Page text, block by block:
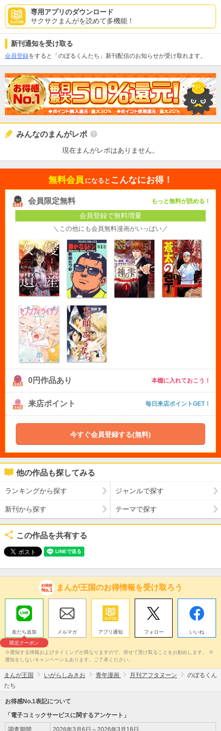
専用アプリのダウンロード
サクサクまんがを読めて多機能！
新刊通知を受け取る
会員登録をすると「のぼるくんたち」新刊配信のお知らせが受け取れます。
みんなのまんがレポ
現在まんがレポはありません。
無料会員 になると こんなにお得！
会員限定無料 もっと無料が読める！
会員登録で無料増量
＼この他にも会員無料漫画がいっぱい／
0円作品あり 本棚に入れておこう！
来店ポイント 毎日来店ポイントGET！
今すぐ会員登録する(無料)
他の作品も探してみる
ランキングから探す ジャンルで探す
新刊から探す テーマで探す
この作品を共有する
まんが王国のお得情報を受け取ろう
友だち追加
限定クーポン
メルマガ アプリ通知 フォロー いいね
※通知する情報およびタイミングが異なりますので、併せて受け取ることをお勧めします。 ※
通知をしないキャンペーンもあります。ご了承ください。
まんが王国 いがらしみきお 青年漫画 月刊アフタヌーン
のぼるくん
たち
お得感No.1表記について
「電子コミックサービスに関するアンケート」
調査期間 2026年3月6日～2026年3月18日